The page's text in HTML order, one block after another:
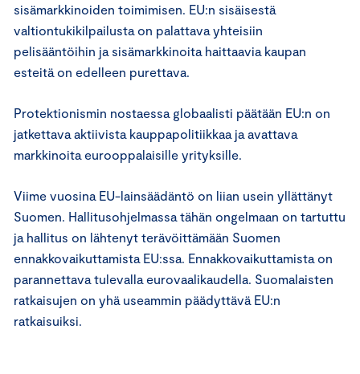
sisämarkkinoiden toimimisen. EU:n sisäisestä
valtiontukikilpailusta on palattava yhteisiin
pelisääntöihin ja sisämarkkinoita haittaavia kaupan
esteitä on edelleen purettava.
Protektionismin nostaessa globaalisti päätään EU:n on
jatkettava aktiivista kauppapolitiikkaa ja avattava
markkinoita eurooppalaisille yrityksille.
Viime vuosina EU-lainsäädäntö on liian usein yllättänyt
Suomen. Hallitusohjelmassa tähän ongelmaan on tartuttu
ja hallitus on lähtenyt terävöittämään Suomen
ennakkovaikuttamista EU:ssa. Ennakkovaikuttamista on
parannettava tulevalla eurovaalikaudella. Suomalaisten
ratkaisujen on yhä useammin päädyttävä EU:n
ratkaisuiksi.